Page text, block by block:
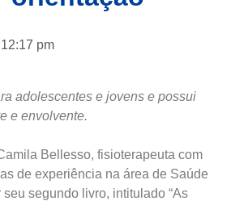
12:17 pm
adolescentes e jovens e possui
e envolvente.
Bellesso, fisioterapeuta com
de experiência na área de Saúde
segundo livro, intitulado “As